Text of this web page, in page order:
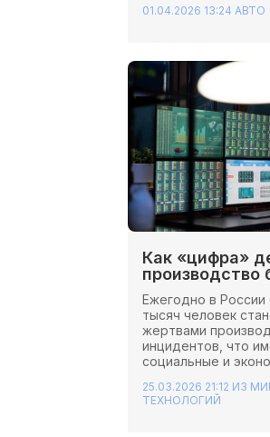
01.04.2026 13:24 АВТО
Как «цифра»
производство
Ежегодно в России
тысяч человек
жертвами
инцидентов, что
социальные и
25.03.2026 21:12 ИЗ
ТЕХНОЛОГИЙ